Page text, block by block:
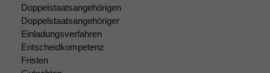
Doppelstaatsangehörigen
Doppelstaatsangehöriger
Einladungsverfahren
Entscheidkompetenz
Fristen